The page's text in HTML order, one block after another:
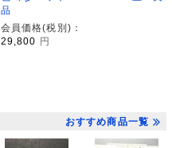
品
会員価格(税別)：
29,800 円
おすすめ商品一覧